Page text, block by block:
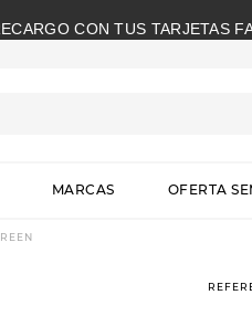
CON TUS TARJETAS
MARCAS OFERTA